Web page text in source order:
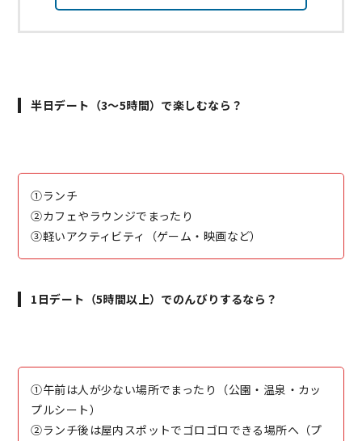
半日デート（3〜5時間）で楽しむなら？
①ランチ
②カフェやラウンジでまったり
③軽いアクティビティ（ゲーム・映画など）
1日デート（5時間以上）でのんびりするなら？
①午前は人が少ない場所でまったり（公園・温泉・カッ
プルシート）
②ランチ後は屋内スポットでゴロゴロできる場所へ（プ